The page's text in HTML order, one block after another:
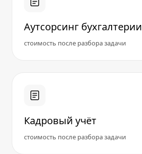
Аутсорсинг бухгалтерии
стоимость после разбора задачи
Кадровый учёт
стоимость после разбора задачи